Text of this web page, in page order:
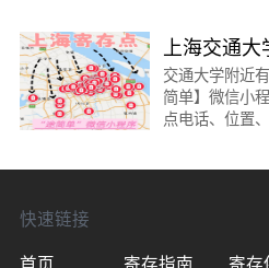
米&nbsp;更多
上海交通大
交通大学寄
交通大学附近
简单】微信小
点电话、位置
快速链接